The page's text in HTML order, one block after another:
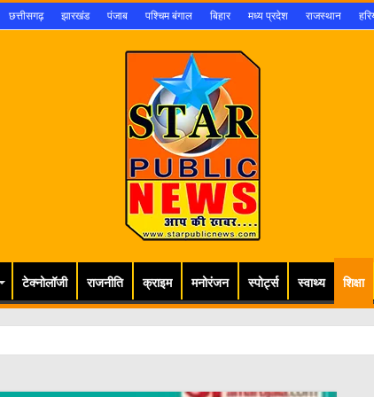
छत्तीसगढ़ झारखंड पंजाब पश्चिम बंगाल बिहार मध्य प्रदेश राजस्थान
टेक्नोलॉजी राजनीति क्राइम मनोरंजन स्पोर्ट्स स्वाथ्य शिक्षा